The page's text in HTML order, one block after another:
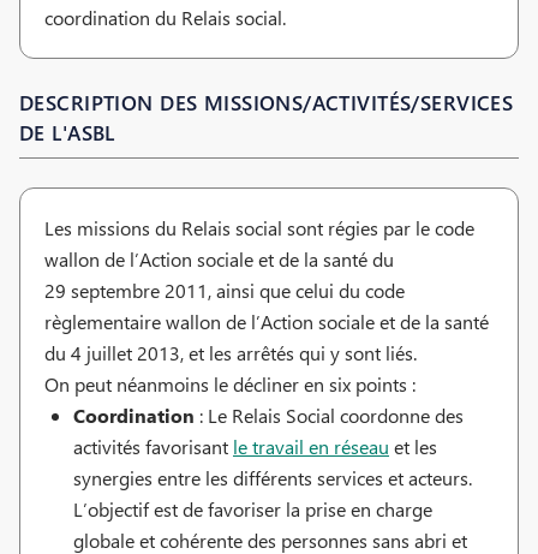
coordination du Relais social.
DESCRIPTION DES MISSIONS/ACTIVITÉS/SERVICES
DE L'ASBL
Les missions du Relais social sont régies par le code
wallon de l’Action sociale et de la santé du
29 septembre 2011, ainsi que celui du code
règlementaire wallon de l’Action sociale et de la santé
du 4 juillet 2013, et les arrêtés qui y sont liés.
On peut néanmoins le décliner en six points :
Coordination : Le Relais Social coordonne des
activités favorisant le travail en réseau et les
synergies entre les différents services et acteurs.
L’objectif est de favoriser la prise en charge
globale et cohérente des personnes sans abri et